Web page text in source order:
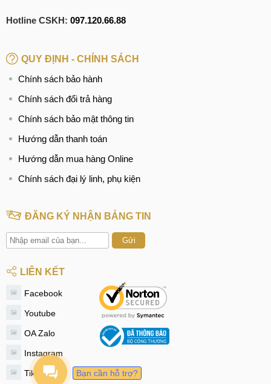
Hotline CSKH: 097.120.66.88
QUY ĐỊNH - CHÍNH SÁCH
Chính sách bảo hành
Chính sách đổi trả hàng
Chính sách bảo mật thông tin
Hướng dẫn thanh toán
Hướng dẫn mua hàng Online
Chính sách đại lý linh, phụ kiện
ĐĂNG KÝ NHẬN BẢNG TIN
Gửi
LIÊN KẾT
Facebook
Youtube
OA Zalo
Instagram
Tiktok Bạn cần hỗ trợ?